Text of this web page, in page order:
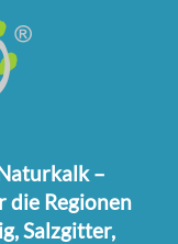
–
die Regionen
Salzgitter,